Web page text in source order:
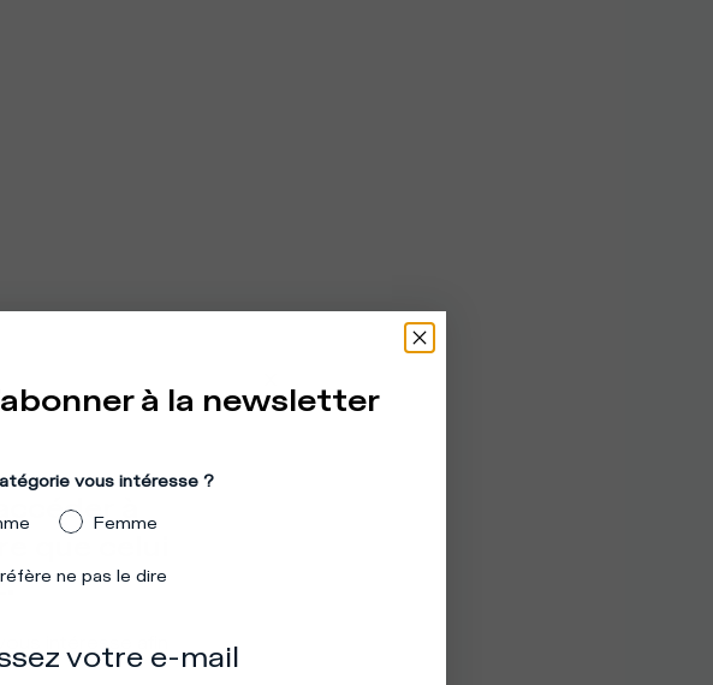
à
que celui
intéresse afin
à la newsletter
vous intéresse ?
Femme
ne pas le dire
votre e-mail